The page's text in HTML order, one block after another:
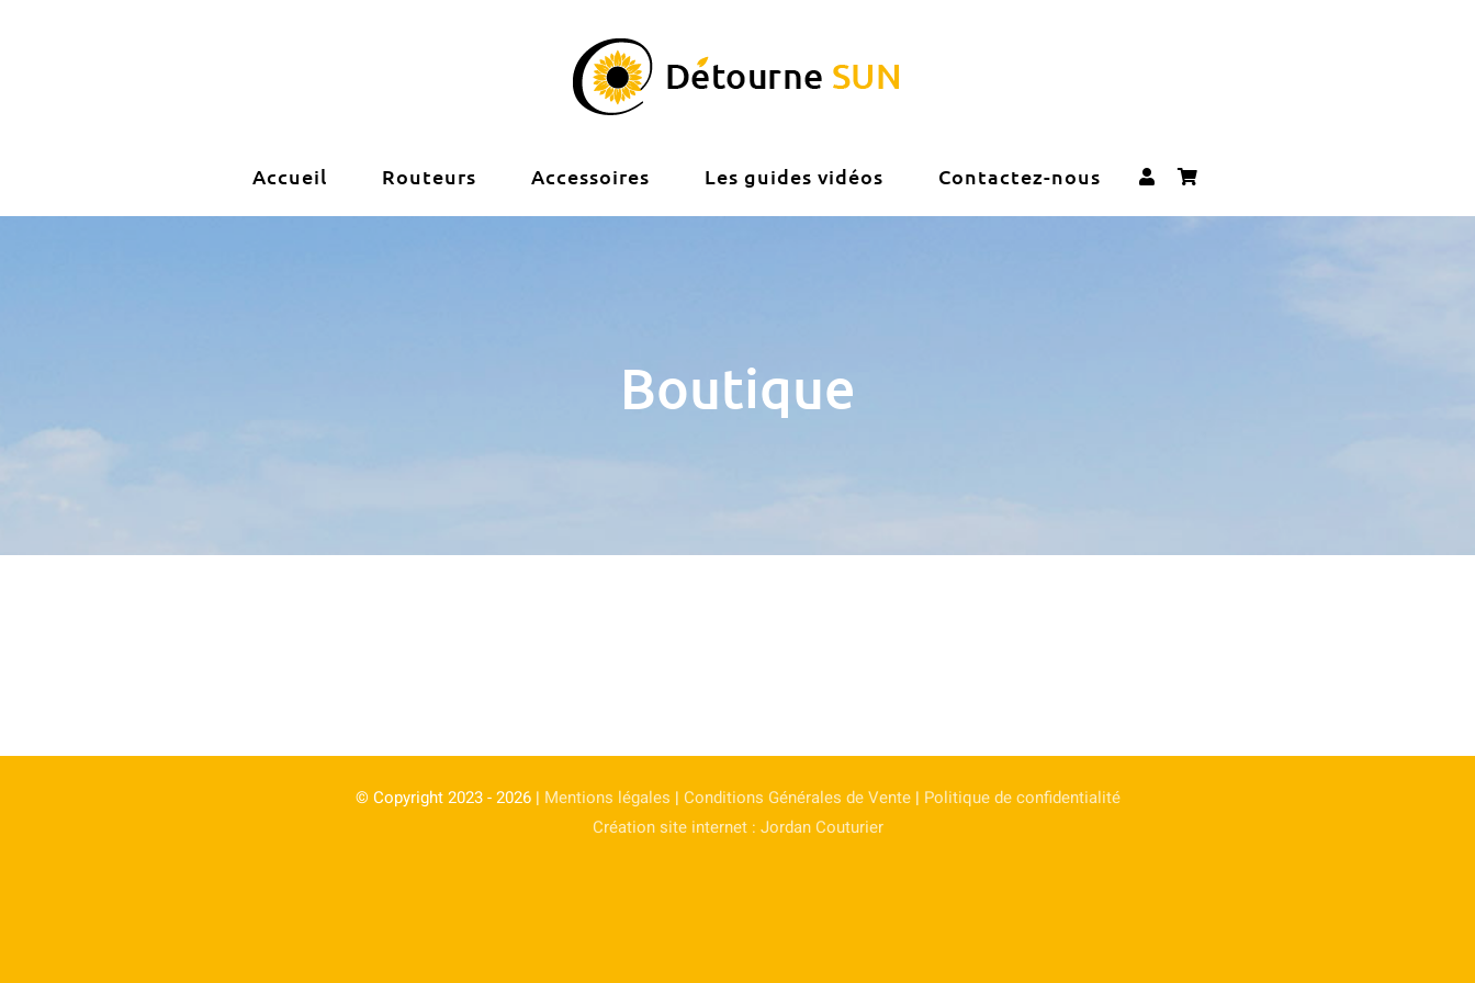
Accueil Routeurs Accessoires Les guides vidéos Contactez-nous
Boutique
© Copyright 2023 - 2026 | Mentions légales | Conditions Générales de Vente| Politique de confidentialité
Création site internet : Jordan Couturier